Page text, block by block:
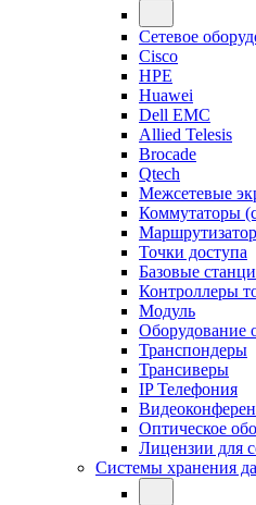
Сетевое
Cisco
HPE
Huawei
Dell EMC
Allied Telesis
Brocade
Qtech
Межсетевые
Коммутаторы
Точки доступа
Базовые
Контроллеры
Модуль
Оборудование
Транспондеры
Трансиверы
IP Телефония
Оптическое
Лицензии для
Системы хранения